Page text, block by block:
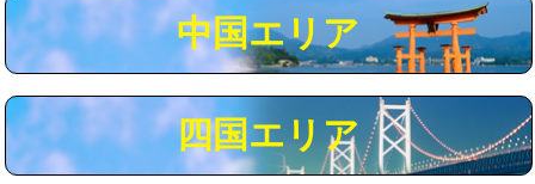
追加人工 16,500円
※給水管工事は20mmまでの価格です。
中国エリア
四国エリア